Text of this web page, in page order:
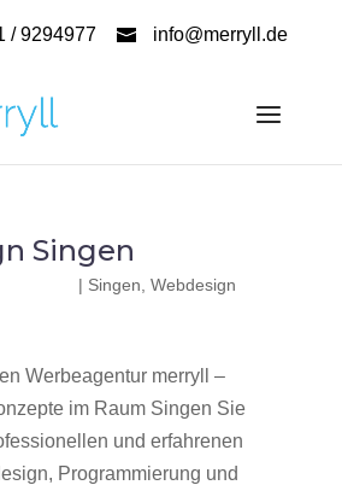
/ 9294977 info@merryll.de
Singen
| Singen Webdesign
Werbeagentur merryll –
im Raum Singen Sie
und erfahrenen
Programmierung und